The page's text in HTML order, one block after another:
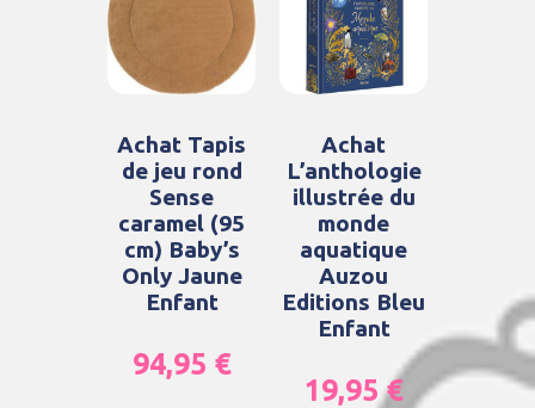
Achat Tapis
de jeu rond
Sense
caramel (95
cm) Baby’s
Only Jaune
Enfant
94,95 €
Achat
L’anthologie
illustrée du
monde
aquatique
Auzou
Editions Bleu
Enfant
19,95€